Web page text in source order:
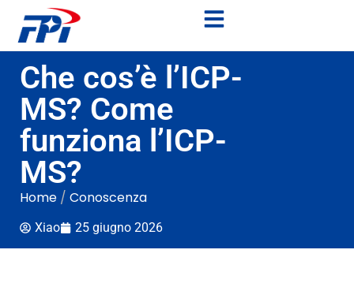
Che cos’è l’ICP-
MS? Come
funziona l’ICP-
MS?
Home / Conoscenza
Xiao 25 giugno 2026